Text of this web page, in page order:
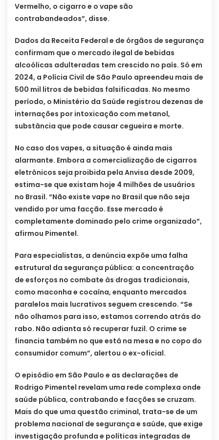
Vermelho, o cigarro e o vape são
contrabandeados”, disse.
Dados da Receita Federal e de órgãos de segurança
confirmam que o mercado ilegal de bebidas
alcoólicas adulteradas tem crescido no país. Só em
2024, a Polícia Civil de São Paulo apreendeu mais de
500 mil litros de bebidas falsificadas. No mesmo
período, o Ministério da Saúde registrou dezenas de
internações por intoxicação com metanol,
substância que pode causar cegueira e morte.
No caso dos vapes, a situação é ainda mais
alarmante. Embora a comercialização de cigarros
eletrônicos seja proibida pela Anvisa desde 2009,
estima-se que existam hoje 4 milhões de usuários
no Brasil. “Não existe vape no Brasil que não seja
vendido por uma facção. Esse mercado é
completamente dominado pelo crime organizado”,
afirmou Pimentel.
Para especialistas, a denúncia expõe uma falha
estrutural da segurança pública: a concentração
de esforços no combate às drogas tradicionais,
como maconha e cocaína, enquanto mercados
paralelos mais lucrativos seguem crescendo. “Se
não olhamos para isso, estamos correndo atrás do
rabo. Não adianta só recuperar fuzil. O crime se
financia também no que está na mesa e no copo do
consumidor comum”, alertou o ex-oficial.
O episódio em São Paulo e as declarações de
Rodrigo Pimentel revelam uma rede complexa onde
saúde pública, contrabando e facções se cruzam.
Mais do que uma questão criminal, trata-se de um
problema nacional de segurança e saúde, que exige
investigação profunda e políticas integradas de